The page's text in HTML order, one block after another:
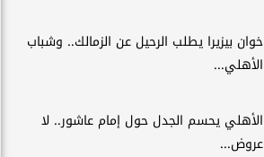
خوان بيزيرا يطلب الرحيل عن الزمالك.. وشباب
الأهلي...
الأهلي يحسم الجدل حول إمام عاشور.. لا
عروض...